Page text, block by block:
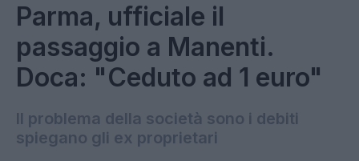
Parma, ufficiale il
passaggio a Manenti.
Doca: "Ceduto ad 1 euro"
Il problema della società sono i debiti
spiegano gli ex proprietari